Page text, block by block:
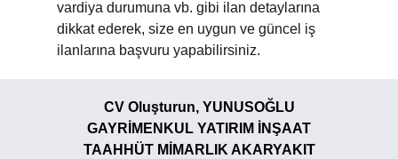
vardiya durumuna vb. gibi ilan detaylarına
dikkat ederek, size en uygun ve güncel iş
ilanlarına başvuru yapabilirsiniz.
CV Oluşturun, YUNUSOĞLU
GAYRİMENKUL YATIRIM İNŞAAT
TAAHHÜT MİMARLIK AKARYAKIT